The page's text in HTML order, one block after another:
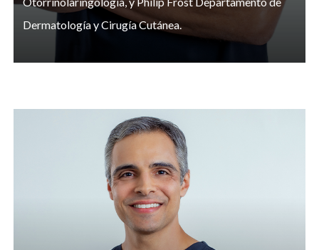
Dermatología y Cirugía Cutánea.